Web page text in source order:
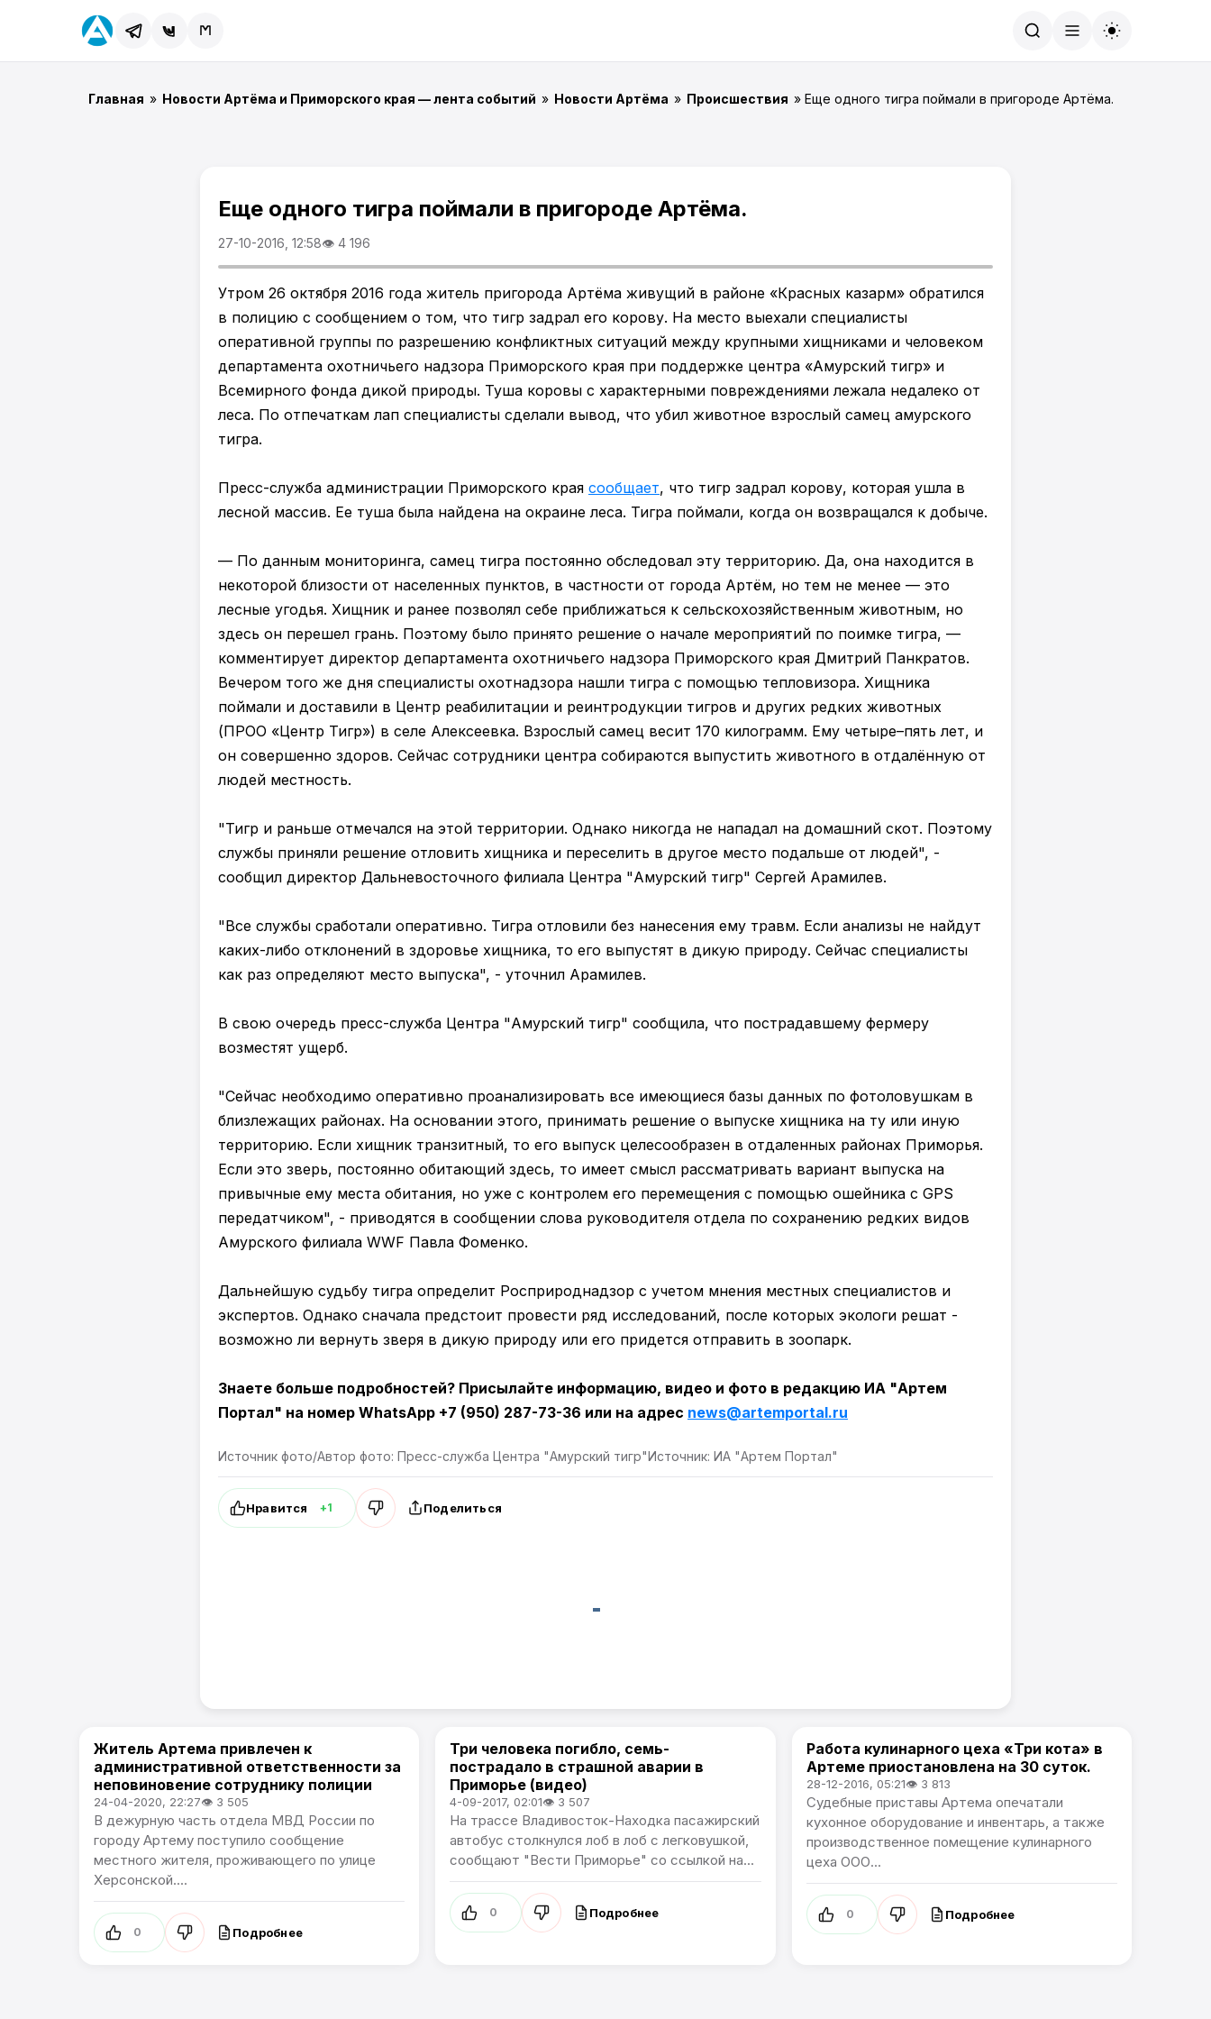
Главная » Новости Артёма и Приморского края — лента событий » Новости Артёма » Происшествия » Еще одного тигра поймали в пригороде Артёма.
Еще одного тигра поймали в пригороде Артёма.
27-10-2016, 12:58👁 4 196
Утром 26 октября 2016 года житель пригорода Артёма живущий в районе «Красных казарм» обратился
в полицию с сообщением о том, что тигр задрал его корову. На место выехали специалисты
оперативной группы по разрешению конфликтных ситуаций между крупными хищниками и человеком
департамента охотничьего надзора Приморского края при поддержке центра «Амурский тигр» и
Всемирного фонда дикой природы. Туша коровы с характерными повреждениями лежала недалеко от
леса. По отпечаткам лап специалисты сделали вывод, что убил животное взрослый самец амурского
тигра.
Пресс-служба администрации Приморского края сообщает, что тигр задрал корову, которая ушла в
лесной массив. Ее туша была найдена на окраине леса. Тигра поймали, когда он возвращался к добыче.
— По данным мониторинга, самец тигра постоянно обследовал эту территорию. Да, она находится в
некоторой близости от населенных пунктов, в частности от города Артём, но тем не менее — это
лесные угодья. Хищник и ранее позволял себе приближаться к сельскохозяйственным животным, но
здесь он перешел грань. Поэтому было принято решение о начале мероприятий по поимке тигра, —
комментирует директор департамента охотничьего надзора Приморского края Дмитрий Панкратов.
Вечером того же дня специалисты охотнадзора нашли тигра с помощью тепловизора. Хищника
поймали и доставили в Центр реабилитации и реинтродукции тигров и других редких животных
(ПРОО «Центр Тигр») в селе Алексеевка. Взрослый самец весит 170 килограмм. Ему четыре–пять лет, и
он совершенно здоров. Сейчас сотрудники центра собираются выпустить животного в отдалённую от
людей местность.
"Тигр и раньше отмечался на этой территории. Однако никогда не нападал на домашний скот. Поэтому
службы приняли решение отловить хищника и переселить в другое место подальше от людей", -
сообщил директор Дальневосточного филиала Центра "Амурский тигр" Сергей Арамилев.
"Все службы сработали оперативно. Тигра отловили без нанесения ему травм. Если анализы не найдут
каких-либо отклонений в здоровье хищника, то его выпустят в дикую природу. Сейчас специалисты
как раз определяют место выпуска", - уточнил Арамилев.
В свою очередь пресс-служба Центра "Амурский тигр" сообщила, что пострадавшему фермеру
возместят ущерб.
"Сейчас необходимо оперативно проанализировать все имеющиеся базы данных по фотоловушкам в
близлежащих районах. На основании этого, принимать решение о выпуске хищника на ту или иную
территорию. Если хищник транзитный, то его выпуск целесообразен в отдаленных районах Приморья.
Если это зверь, постоянно обитающий здесь, то имеет смысл рассматривать вариант выпуска на
привычные ему места обитания, но уже с контролем его перемещения с помощью ошейника с GPS
передатчиком", - приводятся в сообщении слова руководителя отдела по сохранению редких видов
Амурского филиала WWF Павла Фоменко.
Дальнейшую судьбу тигра определит Росприроднадзор с учетом мнения местных специалистов и
экспертов. Однако сначала предстоит провести ряд исследований, после которых экологи решат -
возможно ли вернуть зверя в дикую природу или его придется отправить в зоопарк.
Знаете больше подробностей? Присылайте информацию, видео и фото в редакцию ИА "Артем
Портал" на номер WhatsApp +7 (950) 287-73-36 или на адрес news@artemportal.ru
Источник фото/Автор фото: Пресс-служба Центра "Амурский тигр"Источник: ИА "Артем Портал"
Нравится +1 Поделиться
Происшествия
Житель Артема привлечен к
административной ответственности за
неповиновение сотруднику полиции
24-04-2020, 22:27👁 3 505
В дежурную часть отдела МВД России по
городу Артему поступило сообщение
местного жителя, проживающего по улице
Херсонской....
0 Подробнее
Происшествия
Три человека погибло, семь-
пострадало в страшной аварии в
Приморье (видео)
4-09-2017, 02:01👁 3 507
На трассе Владивосток-Находка пасажирский
автобус столкнулся лоб в лоб с легковушкой,
сообщают "Вести Приморье" со ссылкой на...
0 Подробнее
Происшествия
Работа кулинарного цеха «Три кота» в
Артеме приостановлена на 30 суток.
28-12-2016, 05:21👁 3 813
Судебные приставы Артема опечатали
кухонное оборудование и инвентарь, а также
производственное помещение кулинарного
цеха ООО...
0 Подробнее